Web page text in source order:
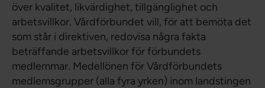
över kvalitet, likvärdighet, tillgänglighet och
arbetsvillkor. Vårdförbundet vill, för att bemöta det
som står i direktiven, redovisa några fakta
beträffande arbetsvillkor för förbundets
medlemmar. Medellönen för Vårdförbundets
medlemsgrupper (alla fyra yrken) inom landstingen